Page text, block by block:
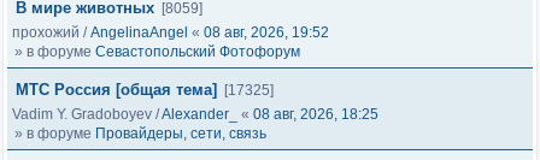
В мире животных [8059]
прохожий /AngelinaAngel « 08 авг, 2026, 19:52
» в форуме Севастопольский Фотофорум
МТС Россия [общая тема]
[17325]
Vadim Y. Gradoboyev /Alexander_ « 08 авг, 2026, 18:25
» в форуме Провайдеры, сети, связь